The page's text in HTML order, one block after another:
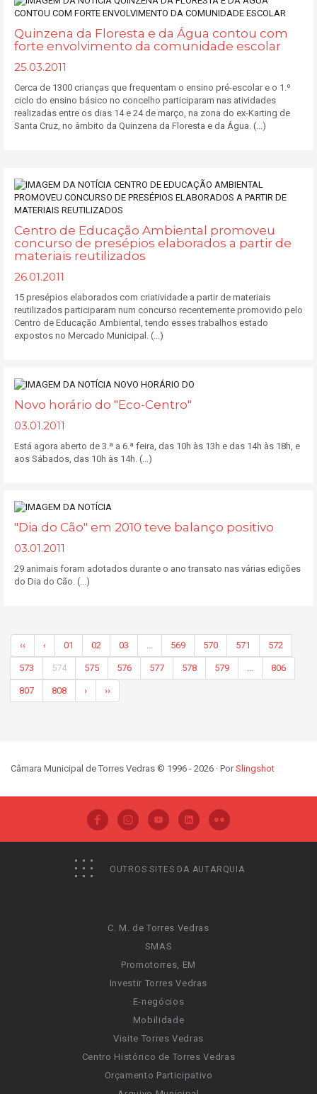
Quinzena da Floresta e da Água contou com
forte envolvimento da comunidade escolar
25.03.2011
Cerca de 1300 crianças que frequentam o ensino pré-escolar e o 1.º
ciclo do ensino básico no concelho participaram nas atividades
realizadas entre os dias 14 e 24 de março, na zona do ex-Karting de
Santa Cruz, no âmbito da Quinzena da Floresta e da Água. (...)
Centro de Educação Ambiental promoveu
concurso de presépios elaborados a partir de
materiais reutilizados
26.01.2011
15 presépios elaborados com criatividade a partir de materiais
reutilizados participaram num concurso recentemente promovido pelo
Centro de Educação Ambiental, tendo esses trabalhos estado
expostos no Mercado Municipal. (...)
Novo horário do "Eco-Centro"
03.01.2011
Está agora aberto de 3.ª a 6.ª feira, das 10h às 13h e das 14h às 18h, e
aos Sábados, das 10h às 14h. (...)
"Dia do Cão" em 2010 teve balanço positivo
03.01.2011
29 animais foram adotados durante o ano transato nas várias edições
do Dia do Cão. (...)
‹‹ ‹ 01 02 03 … 569 570 571 572
573 574 575 576 577 578 579 … 806
807 808 › ››
Câmara Municipal de Torres Vedras © 1996 - 2026 · PorSlingshot
OUTROS SITES DA AUTARQUIA
C. M. de Torres Vedras
SMAS
Promotorres, EM
Investir Torres Vedras
E-negócios
Mobilidade
Visite Torres Vedras
Centro Histórico de Torres Vedras
Orçamento Participativo